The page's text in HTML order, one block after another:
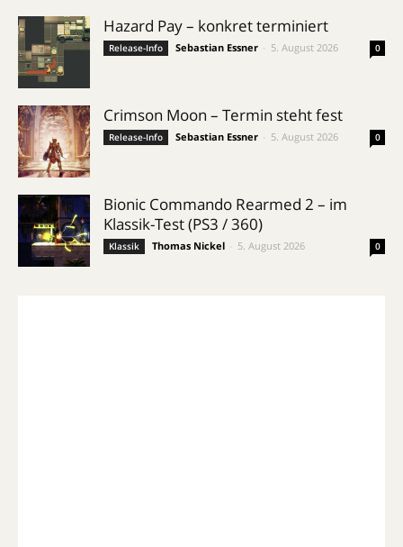
Hazard Pay – konkret terminiert
Release-Info Sebastian Essner 5. August 2026 0
Crimson Moon – Termin steht fest
Release-Info Sebastian Essner 5. August 2026 0
Bionic Commando Rearmed 2 – im
Klassik-Test (PS3 / 360)
Klassik Thomas Nickel 5. August 2026 0